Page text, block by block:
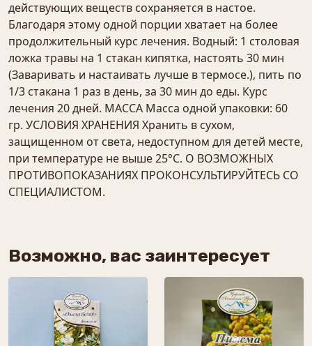
действующих веществ сохраняется в настое.
Благодаря этому одной порции хватает на более
продолжительный курс лечения. Водный: 1 столовая
ложка травы на 1 стакан кипятка, настоять 30 мин
(Заваривать и настаивать лучше в термосе.), пить по
1/3 стакана 1 раз в день, за 30 мин до еды. Курс
лечения 20 дней. МАССА Масса одной упаковки: 60
гр. УСЛОВИЯ ХРАНЕНИЯ Хранить в сухом,
защищенном от света, недоступном для детей месте,
при температуре не выше 25°С. О ВОЗМОЖНЫХ
ПРОТИВОПОКАЗАНИЯХ ПРОКОНСУЛЬТИРУЙТЕСЬ СО
СПЕЦИАЛИСТОМ.
Возможно, вас заинтересует